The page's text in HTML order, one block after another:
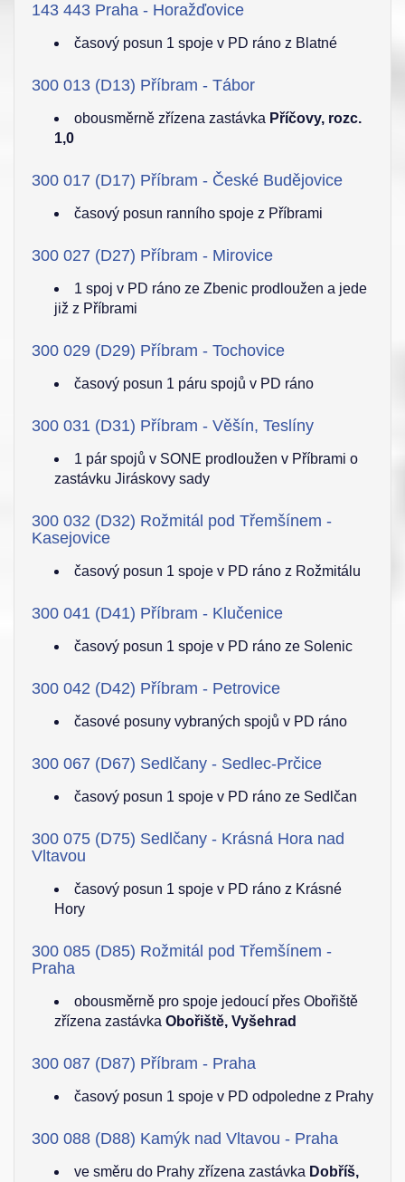
143 443 Praha - Horažďovice
časový posun 1 spoje v PD ráno z Blatné
300 013 (D13) Příbram - Tábor
obousměrně zřízena zastávka Příčovy, rozc.
1,0
300 017 (D17) Příbram - České Budějovice
časový posun ranního spoje z Příbrami
300 027 (D27) Příbram - Mirovice
1 spoj v PD ráno ze Zbenic prodloužen a jede
již z Příbrami
300 029 (D29) Příbram - Tochovice
časový posun 1 páru spojů v PD ráno
300 031 (D31) Příbram - Věšín, Teslíny
1 pár spojů v SONE prodloužen v Příbrami o
zastávku Jiráskovy sady
300 032 (D32) Rožmitál pod Třemšínem -
Kasejovice
časový posun 1 spoje v PD ráno z Rožmitálu
300 041 (D41) Příbram - Klučenice
časový posun 1 spoje v PD ráno ze Solenic
300 042 (D42) Příbram - Petrovice
časové posuny vybraných spojů v PD ráno
300 067 (D67) Sedlčany - Sedlec-Prčice
časový posun 1 spoje v PD ráno ze Sedlčan
300 075 (D75) Sedlčany - Krásná Hora nad
Vltavou
časový posun 1 spoje v PD ráno z Krásné
Hory
300 085 (D85) Rožmitál pod Třemšínem -
Praha
obousměrně pro spoje jedoucí přes Obořiště
zřízena zastávka Obořiště, Vyšehrad
300 087 (D87) Příbram - Praha
časový posun 1 spoje v PD odpoledne z Prahy
300 088 (D88) Kamýk nad Vltavou - Praha
ve směru do Prahy zřízena zastávka Dobříš,